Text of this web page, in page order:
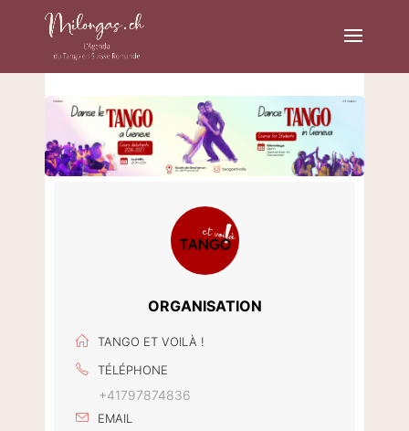
ORGANISATION
TANGO ET VOILÀ !
TÉLÉPHONE
+41797874836
EMAIL